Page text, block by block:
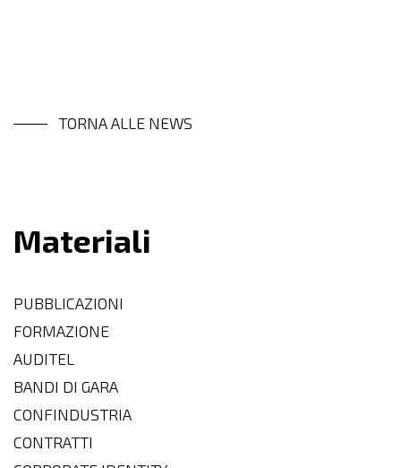
TORNA ALLE NEWS
Materiali
PUBBLICAZIONI
FORMAZIONE
AUDITEL
BANDI DI GARA
CONFINDUSTRIA
CONTRATTI